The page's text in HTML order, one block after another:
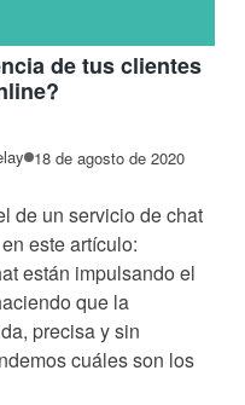
de tus clientes
18 de agosto de 2020
de un servicio de chat
este artículo:
están impulsando el
que la
precisa y sin
cuáles son los